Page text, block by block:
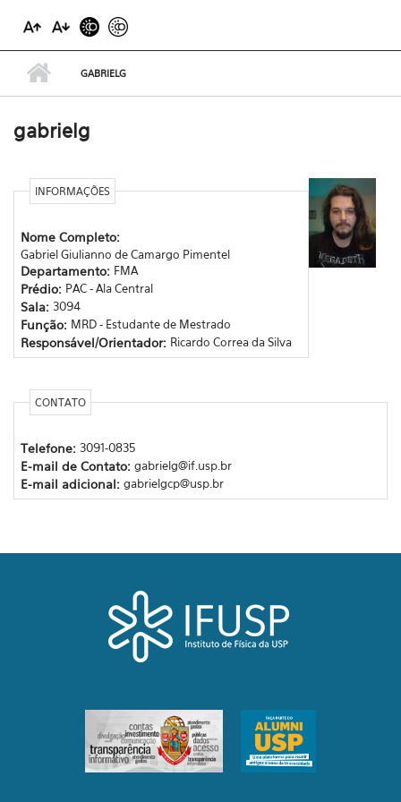
GABRIELG
gabrielg
INFORMAÇÕES
Nome Completo:
Gabriel Giulianno de Camargo Pimentel
Departamento: FMA
Prédio: PAC - Ala Central
Sala: 3094
Função: MRD - Estudante de Mestrado
Responsável/Orientador: Ricardo Correa da Silva
CONTATO
Telefone: 3091-0835
E-mail de Contato: gabrielg@if.usp.br
E-mail adicional: gabrielgcp@usp.br